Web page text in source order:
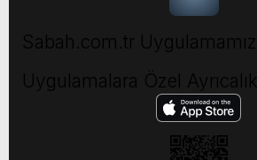
Sabah.com.tr
Uygulamalara Özel